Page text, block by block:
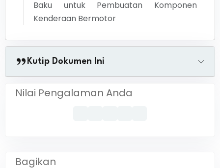
Baku untuk Pembuatan Komponen
Kenderaan Bermotor
Kutip Dokumen Ini
Nilai Pengalaman Anda
Bagikan